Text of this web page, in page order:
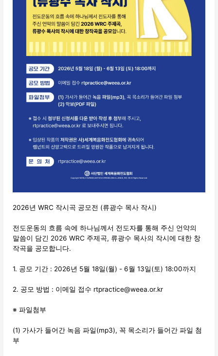
2026년 WRC 작시곡 공모전 (류광수 목사 작시)
전도운동의 흐름 속에 하나님께서 전도자를 통해 주신 언약의
말씀이 담긴 2026 WRC 주제곡, 류광수 목사의 작시에 대한 창
작곡을 공모합니다.
1. 공모 기간 : 2026년 5월 18일(월) - 6월 13일(토) 18:00까지
2. 공모 방법 : 이메일 접수 rtpractice@weea.or.kr
※ 파일첨부
(1) 가사가 들어간 녹음 파일(mp3), 꼭 목소리가 들어간 파일 첨
부